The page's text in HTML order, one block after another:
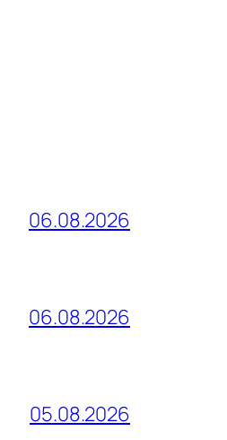
06.08.2026
06.08.2026
05.08.2026